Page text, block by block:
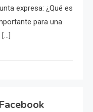
expresa: ¿Qué es
para una